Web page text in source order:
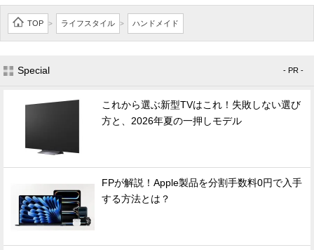
TOP > ライフスタイル > ハンドメイド
Special - PR -
これから選ぶ新型TVはこれ！失敗しない選び
方と、2026年夏の一押しモデル
FPが解説！Apple製品を分割手数料0円で入手
する方法とは？